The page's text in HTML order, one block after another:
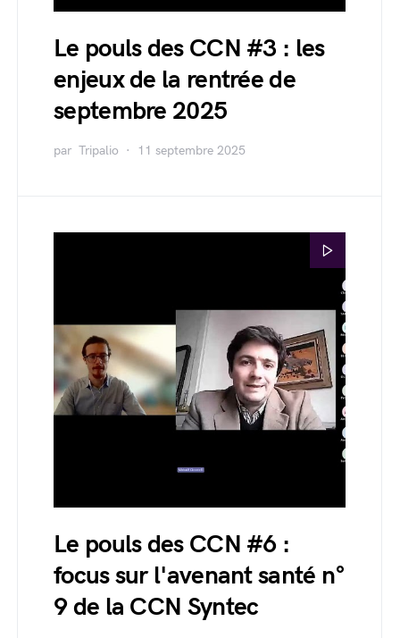
Le pouls des CCN #3 : les
enjeux de la rentrée de
septembre 2025
par Tripalio 11 septembre 2025
Le pouls des CCN #6 :
focus sur l'avenant santé n°
9 de la CCN Syntec